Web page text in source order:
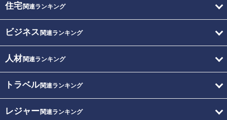
住宅関連ランキング
ビジネス 関連ランキング
人材関連ランキング
トラベル関連ランキング
レジャー関連ランキング